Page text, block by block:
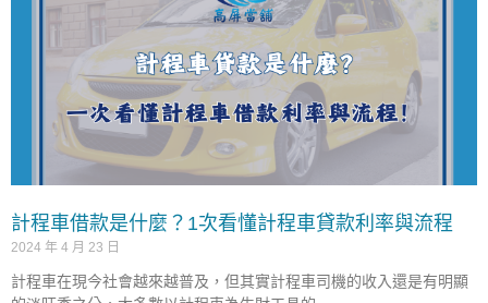
計程車借款是什麼？1次看懂計程車貸款利率與流程
2024 年 4 月 23 日
計程車在現今社會越來越普及，但其實計程車司機的收入還是有明顯